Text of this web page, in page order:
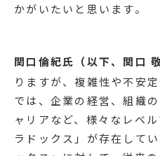
かがいたいと思います。
関口倫紀氏（以下、関口
りますが、複雑性や不安
では、企業の経営、組織
ャリアなど、様々なレベ
ラドックス」が存在して